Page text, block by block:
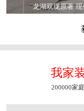
龙湖双珑原著 现
我家
200000家